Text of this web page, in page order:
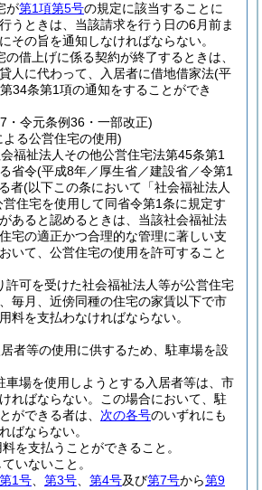
が第1項第5号の規定に該当することに
うときは、当該請求を行う日の6月前ま
その旨を通知しなければならない。
借上げに係る契約が終了するときは、
人に代わって、入居者に借地借家法(平
第34条第1項の通知をすることができ
・令元条例36・一部改正)
る公営住宅の使用)
福祉法人その他公営住宅法第45条第1
省令(平成8年／厚生省／建設省／令第1
者(以下この条において「社会福祉法人
営住宅を使用して同省令第1条に規定す
あると認めるときは、当該社会福祉法
宅の適正かつ合理的な管理に著しい支
いて、公営住宅の使用を許可すること
許可を受けた社会福祉法人等が公営住宅
毎月、近傍同種の住宅の家賃以下で市
料を支払わなければならない。
者等の使用に供するため、駐車場を設
車場を使用しようとする入居者等は、市
ればならない。
この場合において、駐
ができる者は、 次の各号のいずれにも
ばならない。
を支払うことができること。
いないこと。
1号 第3号 第4号及び第7号から第9